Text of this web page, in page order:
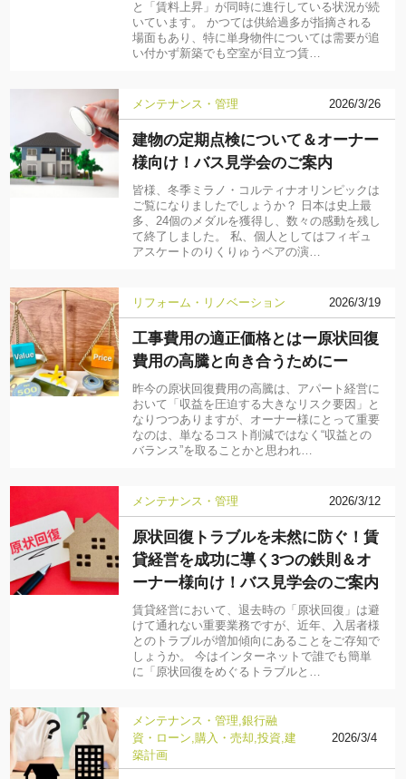
と「賃料上昇」が同時に進行している状況が続
いています。 かつては供給過多が指摘される
場面もあり、特に単身物件については需要が追
い付かず新築でも空室が目立つ賃…
メンテナンス・管理 2026/3/26
建物の定期点検について＆オーナー
様向け！バス見学会のご案内
皆様、冬季ミラノ・コルティナオリンピックは
ご覧になりましたでしょうか？ 日本は史上最
多、24個のメダルを獲得し、数々の感動を残し
て終了しました。 私、個人としてはフィギュ
アスケートのりくりゅうペアの演…
リフォーム・リノベーション 2026/3/19
工事費用の適正価格とはー原状回復
費用の高騰と向き合うためにー
昨今の原状回復費用の高騰は、アパート経営に
おいて「収益を圧迫する大きなリスク要因」と
なりつつありますが、オーナー様にとって重要
なのは、単なるコスト削減ではなく“収益との
バランス”を取ることかと思われ…
メンテナンス・管理 2026/3/12
原状回復トラブルを未然に防ぐ！賃
貸経営を成功に導く3つの鉄則＆オ
ーナー様向け！バス見学会のご案内
賃貸経営において、退去時の「原状回復」は避
けて通れない重要業務ですが、近年、入居者様
とのトラブルが増加傾向にあることをご存知で
しょうか。 今はインターネットで誰でも簡単
に「原状回復をめぐるトラブルと…
メンテナンス・管理 銀行融
資・ローン 購入・売却 投資 建
築計画
2026/3/4